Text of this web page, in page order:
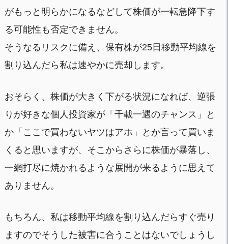
がもっと明らかになるなどして株価が一転急降下す
る可能性も否定できません。
そうなるリスクに備え、保有株が25日移動平均線を
割り込んだら私は速やかに売却します。
おそらく、株価が大きく下がる状況になれば、逆張
りが好きな個人投資家が「千載一遇のチャンス」と
か「ここで買わないヤツはアホ」とか言って買いま
くると思いますが、そこからさらに株価が暴落し、
一網打尽に焼かれるような展開が来るように思えて
ありません。
もちろん、私は移動平均線を割り込んだらすぐ売り
ますのでそうした被害に合うことはないでしょうし